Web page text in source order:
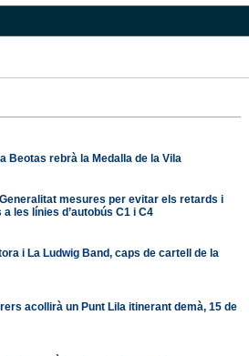
Beotas rebrà la Medalla de la Vila
mesures per evitar els retards i
les línies d’autobús C1 i C4
i La Ludwig Band, caps de cartell de la
acollirà un Punt Lila itinerant demà, 15 de